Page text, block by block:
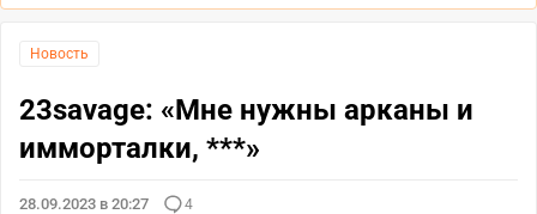
Новость
23savage: «Мне нужны арканы и
имморталки, ***»
28.09.2023 в 20:27 4